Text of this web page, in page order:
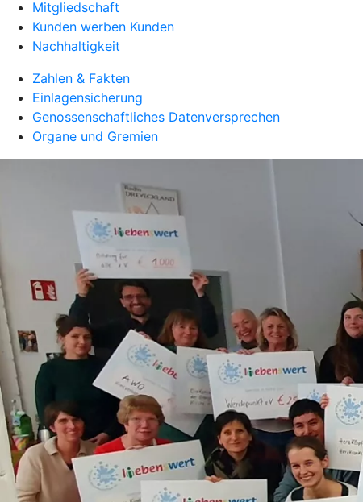
Mitgliedschaft
Kunden werben Kunden
Nachhaltigkeit
Zahlen & Fakten
Einlagensicherung
Genossenschaftliches Datenversprechen
Organe und Gremien